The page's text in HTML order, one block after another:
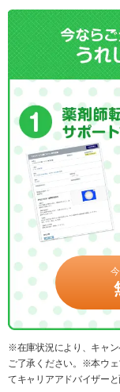
※在庫状況により、キャン
ご了承ください。※本ウ
てキャリアアドバイザー